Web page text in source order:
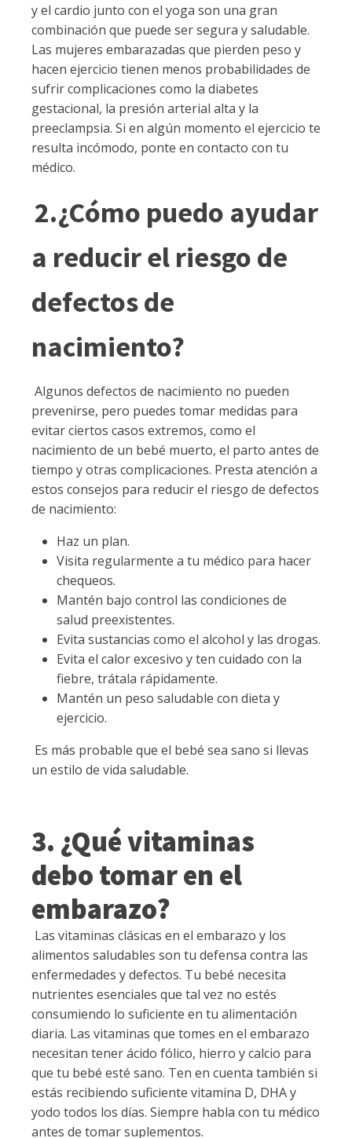
y el cardio junto con el yoga son una gran
combinación que puede ser segura y saludable.
Las mujeres embarazadas que pierden peso y
hacen ejercicio tienen menos probabilidades de
sufrir complicaciones como la diabetes
gestacional, la presión arterial alta y la
preeclampsia. Si en algún momento el ejercicio te
resulta incómodo, ponte en contacto con tu
médico.
2.¿Cómo puedo ayudar
a reducir el riesgo de
defectos de
nacimiento?
Algunos defectos de nacimiento no pueden
prevenirse, pero puedes tomar medidas para
evitar ciertos casos extremos, como el
nacimiento de un bebé muerto, el parto antes de
tiempo y otras complicaciones. Presta atención a
estos consejos para reducir el riesgo de defectos
de nacimiento:
Haz un plan.
Visita regularmente a tu médico para hacer
chequeos.
Mantén bajo control las condiciones de
salud preexistentes.
Evita sustancias como el alcohol y las drogas.
Evita el calor excesivo y ten cuidado con la
fiebre, trátala rápidamente.
Mantén un peso saludable con dieta y
ejercicio.
Es más probable que el bebé sea sano si llevas
un estilo de vida saludable.
3. ¿Qué vitaminas
debo tomar en el
embarazo?
Las vitaminas clásicas en el embarazo y los
alimentos saludables son tu defensa contra las
enfermedades y defectos. Tu bebé necesita
nutrientes esenciales que tal vez no estés
consumiendo lo suficiente en tu alimentación
diaria. Las vitaminas que tomes en el embarazo
necesitan tener ácido fólico, hierro y calcio para
que tu bebé esté sano. Ten en cuenta también si
estás recibiendo suficiente vitamina D, DHA y
yodo todos los días. Siempre habla con tu médico
antes de tomar suplementos.